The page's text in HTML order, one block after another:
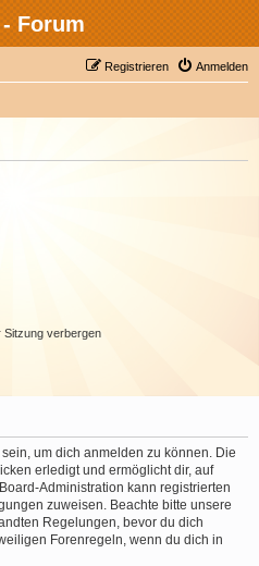
Forum
Anmelden
Registrieren
Sitzung verbergen
um dich anmelden zu können. Die
erledigt und ermöglicht dir, auf
Administration kann registrierten
zuweisen. Beachte bitte unsere
Regelungen, bevor du dich
Forenregeln, wenn du dich in